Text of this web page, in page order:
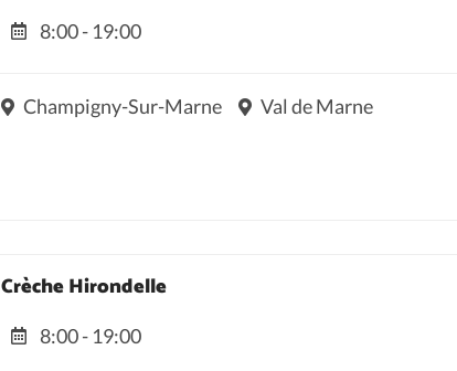
8:00 - 19:00
Champigny-Sur-Marne Val de Marne
Crèche Hirondelle
8:00 - 19:00